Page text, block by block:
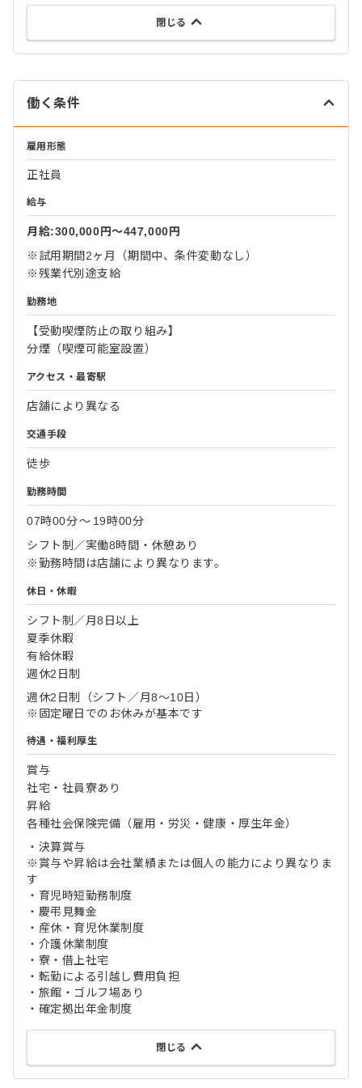
閉じる
働く条件
雇用形態
正社員
給与
月給:300,000円〜447,000円
※試用期間2ヶ月（期間中、条件変動なし）
※残業代別途支給
勤務地
【受動喫煙防止の取り組み】
分煙（喫煙可能室設置）
アクセス・最寄駅
店舗により異なる
交通手段
徒歩
勤務時間
07時00分〜 19時00分
シフト制／実働8時間・休憩あり
※勤務時間は店舗により異なります。
休日・休暇
シフト制／月8日以上
夏季休暇
有給休暇
週休2日制
週休2⽇制（シフト／⽉8〜10⽇）
※固定曜⽇でのお休みが基本です
待遇・福利厚生
賞与
社宅・社員寮あり
昇給
各種社会保険完備（雇用・労災・健康・厚生年金）
・決算賞与
※賞与や昇給は会社業績または個⼈の能⼒により異なりま
す
・育児時短勤務制度
・慶弔⾒舞⾦
・産休・育児休業制度
・介護休業制度
・寮・借上社宅
・転勤による引越し費⽤負担
・旅館・ゴルフ場あり
・確定拠出年⾦制度
閉じる